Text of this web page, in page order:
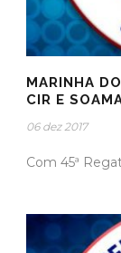
MARINHA
CIR E
06 dez 2017
Com 45ª